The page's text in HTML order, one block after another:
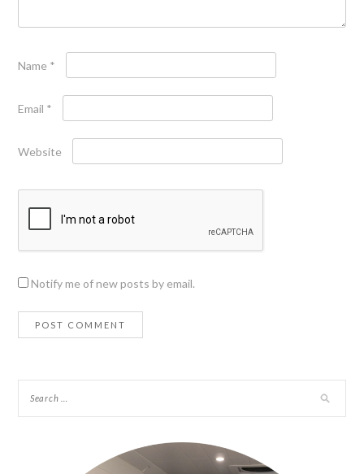
Name *
Email *
Website
Notify me of new posts by email.